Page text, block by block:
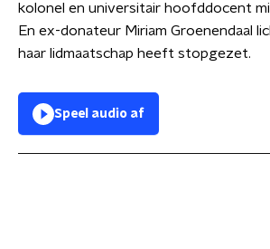
kolonel en universitair hoofddocent
En ex-donateur Miriam Groenendaal
haar lidmaatschap heeft stopgezet.
Speel audio af